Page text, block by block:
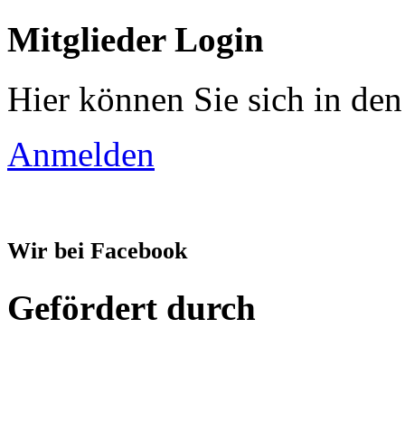
Mitglieder Login
Hier können Sie sich in
Anmelden
Wir bei Facebook
Gefördert durch